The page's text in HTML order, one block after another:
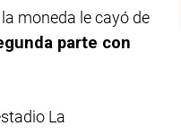
moneda le cayó de
parte con
La